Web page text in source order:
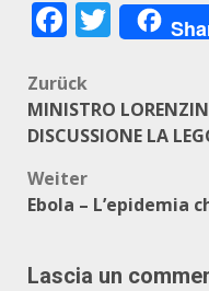
Zurück
MINISTRO
DISCUSSIONE LA
Weiter
Ebola – L’epidemia
Lascia un